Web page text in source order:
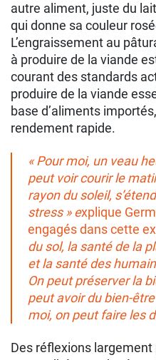
autre aliment, juste du
qui donne sa couleur
L’engraissement au
à produire de la viande
courant des standards
produire de la viande
base d’aliments
rendement rapide.
« Pour moi, un veau
peut voir courir le
rayon du soleil,
stress » explique
engagés dans cette
du sol, la santé de la
et la santé des
On peut préserver la
peut avoir du bien-
moi, on peut faire les
Des réflexions